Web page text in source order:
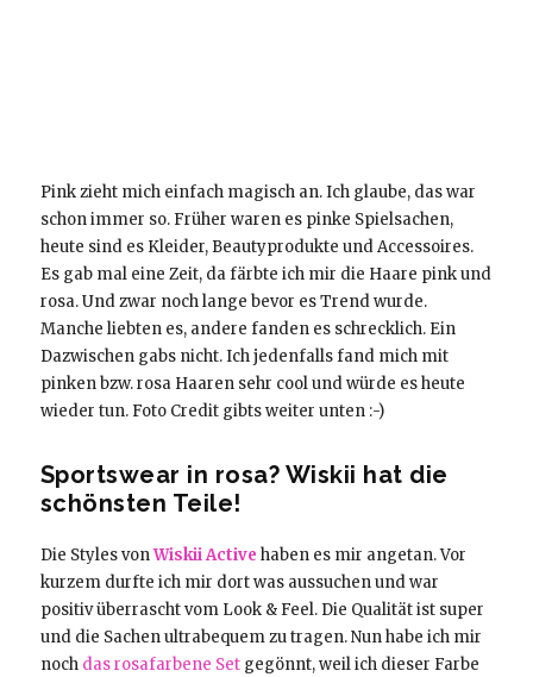
Pink zieht mich einfach magisch an. Ich glaube, das war
schon immer so. Früher waren es pinke Spielsachen,
heute sind es Kleider, Beautyprodukte und Accessoires.
Es gab mal eine Zeit, da färbte ich mir die Haare pink und
rosa. Und zwar noch lange bevor es Trend wurde.
Manche liebten es, andere fanden es schrecklich. Ein
Dazwischen gabs nicht. Ich jedenfalls fand mich mit
pinken bzw. rosa Haaren sehr cool und würde es heute
wieder tun. Foto Credit gibts weiter unten :-)
Sportswear in rosa? Wiskii hat die
schönsten Teile!
Die Styles vonWiskii Active haben es mir angetan. Vor
kurzem durfte ich mir dort was aussuchen und war
positiv überrascht vom Look & Feel. Die Qualität ist super
und die Sachen ultrabequem zu tragen. Nun habe ich mir
noch das rosafarbene Setgegönnt, weil ich dieser Farbe